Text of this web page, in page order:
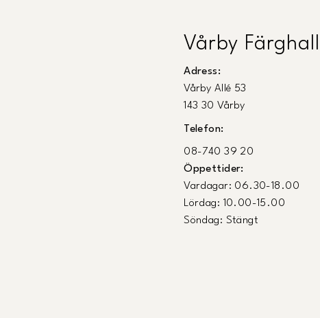
Vårby Färghall
Adress:
Vårby Allé 53
143 30 Vårby
Telefon:
08-740 39 20
Öppettider:
Vardagar: 06.30-18.00
Lördag: 10.00-15.00
Söndag: Stängt